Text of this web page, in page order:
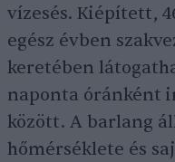
vízesés. Kiépített,
egész évben
keretében
naponta óránként
között. A barlang
hőmérséklete és